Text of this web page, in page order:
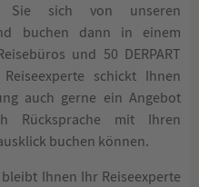
Sie sich von unseren
buchen dann in einem
und 50 DERPART
schickt Ihnen
auch gerne ein Angebot
Rücksprache mit Ihren
buchen können.
Ihnen Ihr Reiseexperte